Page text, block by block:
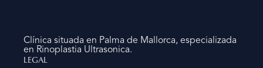
Clínica situada en Palma de Mallorca, especializada
en Rinoplastia Ultrasonica.
LEGAL